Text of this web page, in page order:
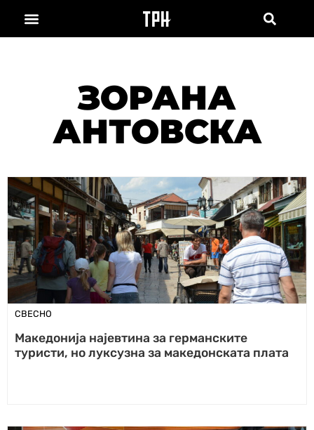
ЗОРАНА
АНТОВСКА
СВЕСНО
Македонија најевтина за германските
туристи, но луксузна за македонската плата